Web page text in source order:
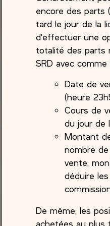
encore des parts
tard le jour de la
d'effectuer une
totalité des parts
SRD avec
Date de
(heure
Cours de
du jour de
Montant
nombre
vente,
déduire
De même, les
achetées au plus